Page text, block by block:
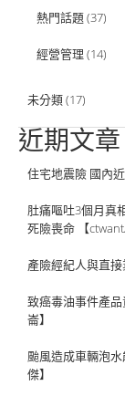
熱門話題(37)
經營管理 (14)
未分類(17)
近期文章
住宅地震險 國內
肚痛嘔吐3個月真
死險喪命 【ctwant/
產險經紀人與直
致癌毒油事件產
崙】
颱風造成車輛泡
傑】